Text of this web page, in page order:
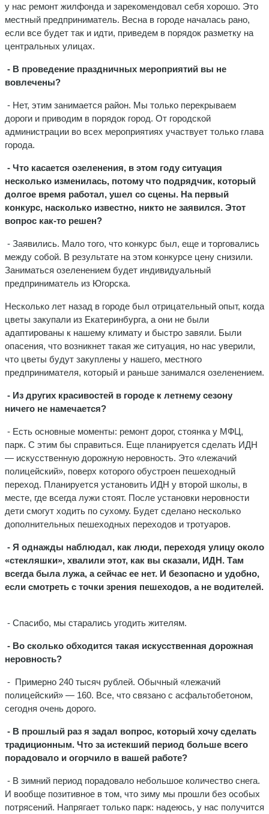
у нас ремонт жилфонда и зарекомендовал себя хорошо. Это
местный предприниматель. Весна в городе началась рано,
если все будет так и идти, приведем в порядок разметку на
центральных улицах.
- В проведение праздничных мероприятий вы не
вовлечены?
- Нет, этим занимается район. Мы только перекрываем
дороги и приводим в порядок город. От городской
администрации во всех мероприятиях участвует только глава
города.
- Что касается озеленения, в этом году ситуация
несколько изменилась, потому что подрядчик, который
долгое время работал, ушел со сцены. На первый
конкурс, насколько известно, никто не заявился. Этот
вопрос как-то решен?
- Заявились. Мало того, что конкурс был, еще и торговались
между собой. В результате на этом конкурсе цену снизили.
Заниматься озеленением будет индивидуальный
предприниматель из Югорска.
Несколько лет назад в городе был отрицательный опыт, когда
цветы закупали из Екатеринбурга, а они не были
адаптированы к нашему климату и быстро завяли. Были
опасения, что возникнет такая же ситуация, но нас уверили,
что цветы будут закуплены у нашего, местного
предпринимателя, который и раньше занимался озеленением.
- Из других красивостей в городе к летнему сезону
ничего не намечается?
- Есть основные моменты: ремонт дорог, стоянка у МФЦ,
парк. С этим бы справиться. Еще планируется сделать ИДН
— искусственную дорожную неровность. Это «лежачий
полицейский», поверх которого обустроен пешеходный
переход. Планируется установить ИДН у второй школы, в
месте, где всегда лужи стоят. После установки неровности
дети смогут ходить по сухому. Будет сделано несколько
дополнительных пешеходных переходов и тротуаров.
- Я однажды наблюдал, как люди, переходя улицу около
«стекляшки», хвалили этот, как вы сказали, ИДН. Там
всегда была лужа, а сейчас ее нет. И безопасно и удобно,
если смотреть с точки зрения пешеходов, а не водителей.
- Спасибо, мы старались угодить жителям.
- Во сколько обходится такая искусственная дорожная
неровность?
- Примерно 240 тысяч рублей. Обычный «лежачий
полицейский» — 160. Все, что связано с асфальтобетоном,
сегодня очень дорого.
- В прошлый раз я задал вопрос, который хочу сделать
традиционным. Что за истекший период больше всего
порадовало и огорчило в вашей работе?
- В зимний период порадовало небольшое количество снега.
И вообще позитивное в том, что зиму мы прошли без особых
потрясений. Напрягает только парк: надеюсь, у нас получится